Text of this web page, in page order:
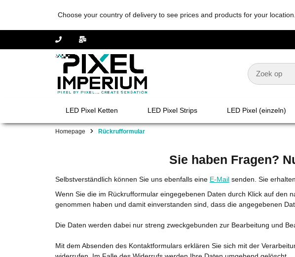
Choose your country of delivery to see prices and products for your location.
LED Pixel Ketten LED Pixel Strips LED Pixel (einzeln)
Homepage Rückrufformular
Sie haben Fragen?
Selbstverständlich können Sie uns ebenfalls eine E-Mail senden. Sie
Wenn Sie die im Rückrufformular eingegebenen Daten durch Klick auf den
genommen haben und damit einverstanden sind, dass die angegebenen
Die Daten werden dabei nur streng zweckgebunden zur Bearbeitung und
Mit dem Absenden des Kontaktformulars erklären Sie sich mit der